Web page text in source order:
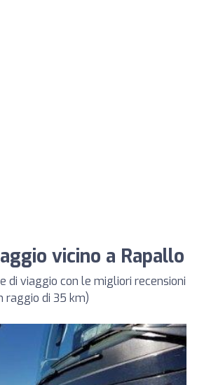
vicino a Rapallo
di viaggio con le migliori recensioni
raggio di 35 km)